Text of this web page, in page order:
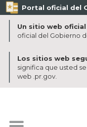
Portal oficial del
Un sitio web
oficial del Gobierno
Los sitios web
significa que usted
web .pr.gov.